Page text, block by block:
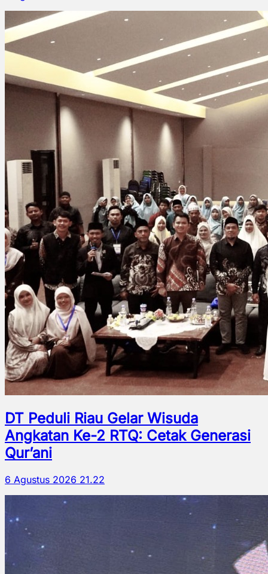
DT Peduli Riau Gelar Wisuda
Angkatan Ke-2 RTQ: Cetak Generasi
Qur’ani
6 Agustus 2026 21.22